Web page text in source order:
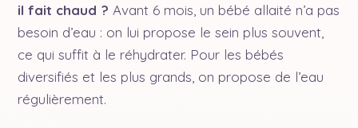
il fait chaud ? Avant 6 mois, un bébé allaité n’a pas
besoin d’eau : on lui propose le sein plus souvent,
ce qui suffit à le réhydrater. Pour les bébés
diversifiés et les plus grands, on propose de l’eau
régulièrement.